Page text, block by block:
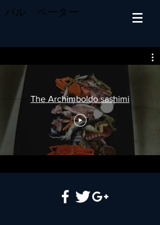
パル ペーター
The Archimboldo sashimi